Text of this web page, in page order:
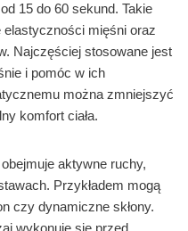
15 do 60 sekund. Takie
mięśni oraz
Najczęściej stosowane jest
i pomóc w ich
można zmniejszyć
komfort ciała.
aktywne ruchy,
Przykładem mogą
czy dynamiczne skłony.
wykonuje się przed